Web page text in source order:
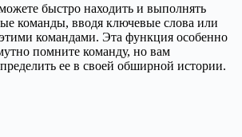
быстро находить и выполнять
команды, вводя ключевые слова или
командами. Эта функция особенно
помните команду, но вам
ее в своей обширной истории.